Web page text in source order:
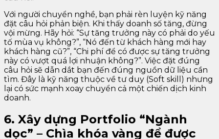
Với người chuyển nghề, bạn phải rèn luyện kỹ năng
đặt câu hỏi phản biện. Khi thấy doanh số tăng, đừng
vội mừng. Hãy hỏi: “Sự tăng trưởng này có phải do yếu
tố mùa vụ không?”, “Nó đến từ khách hàng mới hay
khách hàng cũ?”, “Chi phí để có được sự tăng trưởng
này có vượt quá lợi nhuận không?”. Việc đặt đúng
câu hỏi sẽ dẫn dắt bạn đến đúng nguồn dữ liệu cần
tìm. Đây là kỹ năng thuộc về tư duy (Soft skill) nhưng
lại có sức mạnh xoay chuyển cả một chiến dịch kinh
doanh.
6. Xây dựng Portfolio “Ngành
dọc” – Chìa khóa vàng để được